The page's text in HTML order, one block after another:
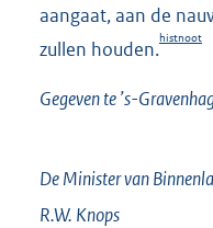
aangaat, aan de
zullen houden.
histnoot
Gegeven te ’s-
De Minister van
R.W. Knops